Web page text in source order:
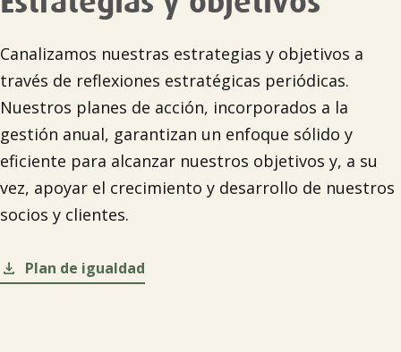
Canalizamos nuestras estrategias y objetivos a
través de reflexiones estratégicas periódicas.
Nuestros planes de acción, incorporados a la
gestión anual, garantizan un enfoque sólido y
eficiente para alcanzar nuestros objetivos y, a su
vez, apoyar el crecimiento y desarrollo de nuestros
socios y clientes.
 Plan de igualdad